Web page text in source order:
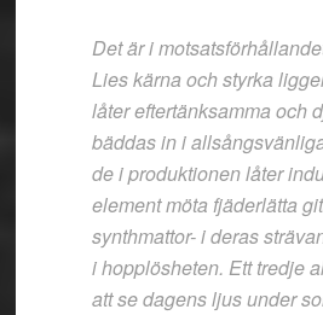
Det är i
Lies kärna och styrka
låter eftertänksamma och
bäddas in i
de i produktionen låter
element möta fjäderlätta
synthmattor- i deras
i hopplösheten. Ett tredje
att se dagens ljus under